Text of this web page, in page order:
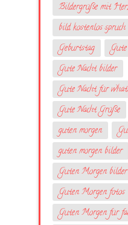
Bildergrüße mit
bild kostenlos spruch
Geburtstag
Gute Nacht bilder
Gute Nacht für
Gute Nacht Grüße
guten morgen
guten morgen bilder
Guten Morgen
Guten Morgen fotos
Guten Morgen für